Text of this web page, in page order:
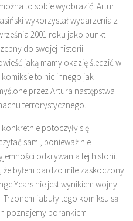
to sobie wyobrazić. Artur
wykorzystał wydarzenia z
2001 roku jako punkt
do swojej historii.
jaką mamy okazję śledzić w
komiksie to nic innego jak
przez Artura następstwa
terrorystycznego.
konkretnie potoczyły się
sami, ponieważ nie
odkrywania tej historii.
byłem bardzo mile zaskoczony
Years nie jest wynikiem wojny
fabuły tego komiksu są
poznajemy porankiem